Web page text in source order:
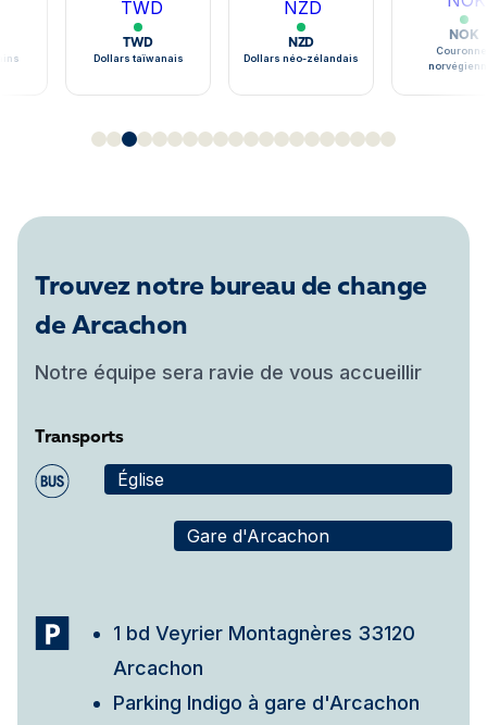
TWD
Dollars taïwanais
NZD
Dollars néo-zélandais
NOK
Trouvez notre bureau de change
de Arcachon
Notre équipe sera ravie de vous accueillir
Transports
Église
Gare d'Arcachon
1 bd Veyrier Montagnères 33120
Arcachon
Parking Indigo à gare d'Arcachon